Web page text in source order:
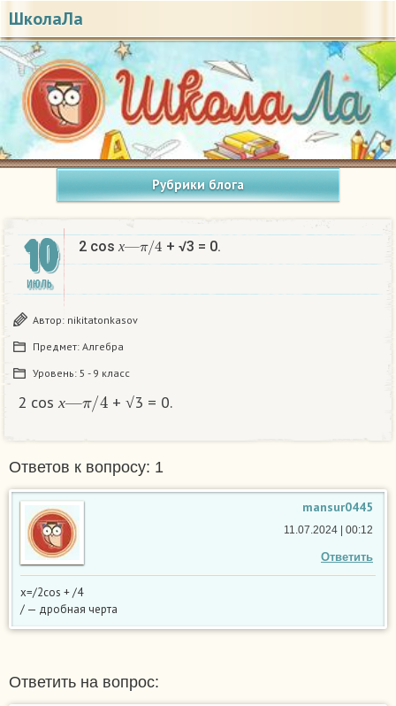
ШколаЛа
Рубрики блога
10
ИЮЛЬ
2 cos х
х— π/4 + √3 = 0.
Автор: nikitatonkasov
Предмет: Алгебра
Уровень: 5 - 9 класс
2 cos х
4 + √3 = 0.
Ответов к вопросу: 1
mansur0445
Ответить
11.07.2024 | 00:12
х=/2cos + /4
/ — дробная черта
Ответить на вопрос: